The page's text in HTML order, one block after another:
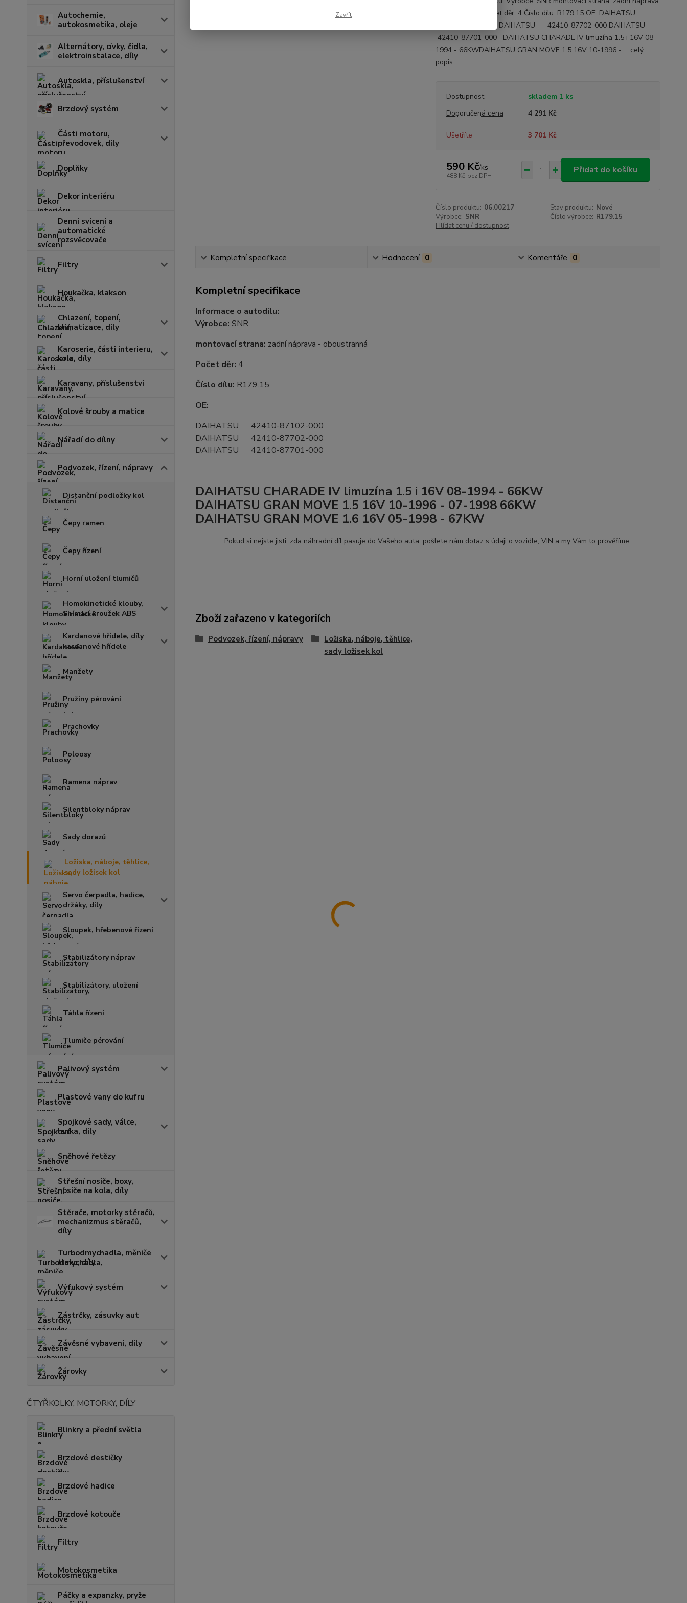
Autochemie,
autokosmetika, oleje
Alternátory, cívky, čidla,
elektroinstalace, díly
Autoskla, příslušenství
Brzdový systém
Části motoru,
převodovek, díly
Doplňky
Dekor interiéru
Denní svícení a
automatické
rozsvěcovače
Filtry
Houkačka, klakson
Chlazení, topení,
klimatizace, díly
Karoserie, části interieru,
kola, díly
Karavany, příslušenství
Kolové šrouby a matice
Nářadí do dílny
Podvozek, řízení, nápravy
Distanční podložky kol
Čepy ramen
Čepy řízení
Horní uložení tlumičů
Homokinetické klouby,
Snímací kroužek ABS
Kardanové hřídele, díly
kardanové hřídele
Manžety
Pružiny pérování
Prachovky
Poloosy
Ramena náprav
Silentbloky náprav
Sady dorazů
Ložiska, náboje, těhlice,
sady ložisek kol
Servo čerpadla, hadice,
držáky, díly
Sloupek, hřebenové řízení
Stabilizátory náprav
Stabilizátory, uložení
Táhla řízení
Tlumiče pérování
Palivový systém
Plastové vany do kufru
Spojkové sady, válce,
lanka, díly
Sněhové řetězy
Střešní nosiče, boxy,
nosiče na kola, díly
Stěrače, motorky stěračů,
mechanizmus stěračů,
díly
Turbodmychadla, měniče
tlaku, díly
Výfukový systém
Zástrčky, zásuvky aut
Závěsné vybavení, díly
Žárovky
ČTYŘKOLKY, MOTORKY, DÍLY
Blinkry a přední světla
Brzdové destičky
Brzdové hadice
Brzdové kotouče
Filtry
Motokosmetika
Páčky a expanzky, pryže
- oboustranná Počet děr: 4 Číslo dílu: R179.15 OE: DAIHATSU
42410-87102-000 DAIHATSU 42410-87702-000 DAIHATSU
42410-87701-000 DAIHATSU CHARADE IV limuzína 1.5 i 16V 08-
1994 - 66KWDAIHATSU GRAN MOVE 1.5 16V 10-1996 - ... celý
popis
Dostupnost
skladem 1 ks
Doporučená cena
4 291 Kč
Ušetříte 3 701 Kč
590 Kč/ks
488 Kč bez DPH
Přidat do košíku
Číslo produktu: 06.00217 Stav produktu: Nové
Výrobce: SNR Číslo výrobce: R179.15
Hlídat cenu / dostupnost
Kompletní specifikace Hodnocení 0 Komentáře 0
Kompletní specifikace
Informace o autodílu:
Výrobce: SNR
montovací strana: zadní náprava - oboustranná
Počet děr: 4
Číslo dílu: R179.15
OE:
DAIHATSU 42410-87102-000
DAIHATSU 42410-87702-000
DAIHATSU 42410-87701-000
DAIHATSU CHARADE IV limuzína 1.5 i 16V 08-1994 - 66KW
DAIHATSU GRAN MOVE 1.5 16V 10-1996 - 07-1998 66KW
DAIHATSU GRAN MOVE 1.6 16V 05-1998 - 67KW
Pokud si nejste jisti, zda náhradní díl pasuje do Vašeho auta, pošlete nám dotaz s údaji o vozidle, VIN a my Vám to prověříme.
Zboží zařazeno v kategoriích
Podvozek, řízení, nápravy
Ložiska, náboje, těhlice,
sady ložisek kol
Zavřít